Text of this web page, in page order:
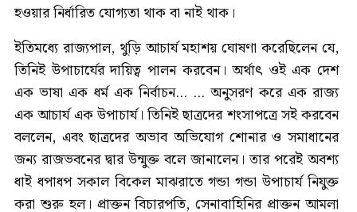
হওয়ার নির্ধারিত যোগ্যতা থাক বা নাই থাক।
ইতিমধ্যে রাজ্যপাল, থুড়ি আচার্য মহাশয় ঘোষণা করেছিলেন যে,
তিনিই উপাচার্যের দায়িত্ব পালন করবেন। অর্থাৎ ওই এক দেশ
এক ভাষা এক ধর্ম এক নির্বাচন... ... অনুসরণ করে এক রাজ্য
এক আচার্য এক উপাচার্য। তিনিই ছাত্রদের শংসাপত্রে সই করবেন
বললেন, এবং ছাত্রদের অভাব অভিযোগ শোনার ও সমাধানের
জন্য রাজভবনের দ্বার উন্মুক্ত বলে জানালেন। তার পরেই অবশ্য
ধাই ধপাধপ সকাল বিকেল মাঝরাতে গন্ডা গন্ডা উপাচার্য নিযুক্ত
করা শুরু হল। প্রাক্তন বিচারপতি, সেনাবাহিনির প্রাক্তন আমলা